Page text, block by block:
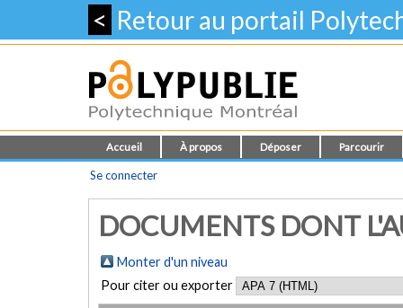
< Retour au portail
Accueil À propos Déposer Parcourir
Se connecter
DOCUMENTS DONT
Monter d'un niveau
Pour citer ou exporter